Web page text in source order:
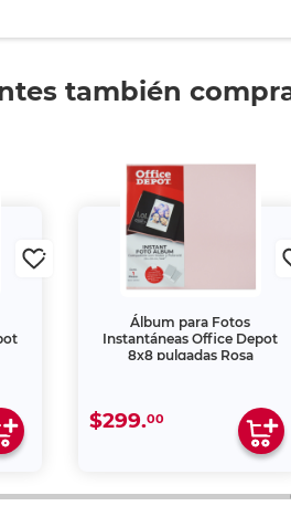
también
Álbum para Fotos
Instantáneas Office Depot
8x8 pulgadas Rosa
$299.00